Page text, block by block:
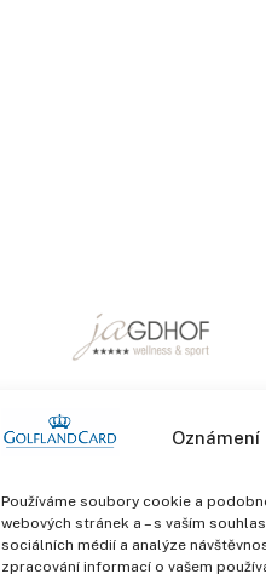
Používáme soubory cookie a
webových stránek a – s vaším
sociálních médií a analýze
zpracování informací o vašem